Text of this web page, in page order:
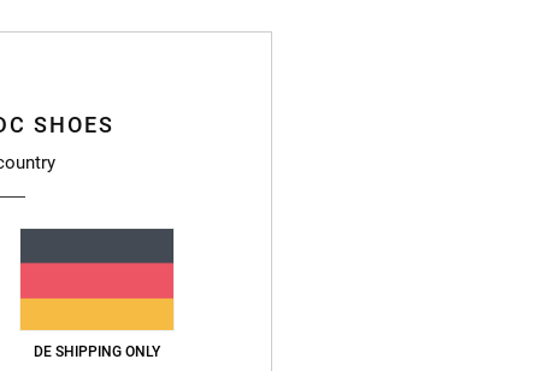
SHOES
DE SHIPPING ONLY